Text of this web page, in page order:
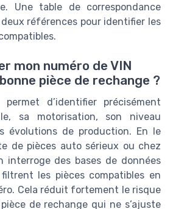
Une table de correspondance
références pour identifier les
mon numéro de VIN
pièce de rechange ?
d’identifier précisément
sa motorisation, son niveau
évolutions de production. En le
de pièces auto sérieux ou chez
interroge des bases de données
les pièces compatibles en
Cela réduit fortement le risque
de rechange qui ne s’ajuste